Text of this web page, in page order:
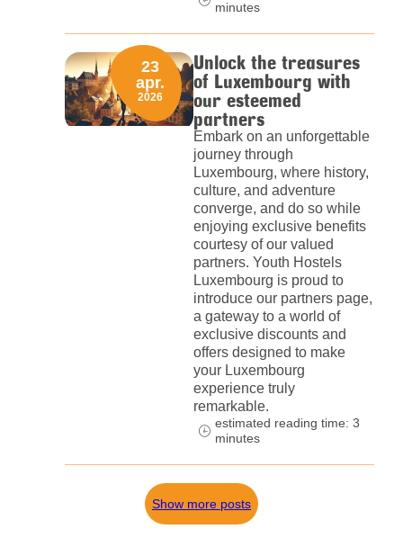
minutes
Unlock the treasures
of Luxembourg with
our esteemed
partners
Embark on an unforgettable
journey through
Luxembourg, where history,
culture, and adventure
converge, and do so while
enjoying exclusive benefits
courtesy of our valued
partners. Youth Hostels
Luxembourg is proud to
introduce our partners page,
a gateway to a world of
exclusive discounts and
offers designed to make
your Luxembourg
experience truly
remarkable.
23
apr.
2026
estimated reading time: 3
minutes
Show more posts